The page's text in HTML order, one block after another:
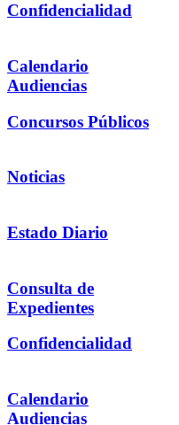
Confidencialidad
Calendario
Audiencias
Concursos Públicos
Noticias
Estado Diario
Consulta de
Expedientes
Confidencialidad
Calendario
Audiencias